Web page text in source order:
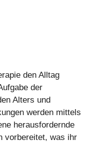
den Alltag
der
Alters und
werden mittels
herausfordernde
vorbereitet, was ihr